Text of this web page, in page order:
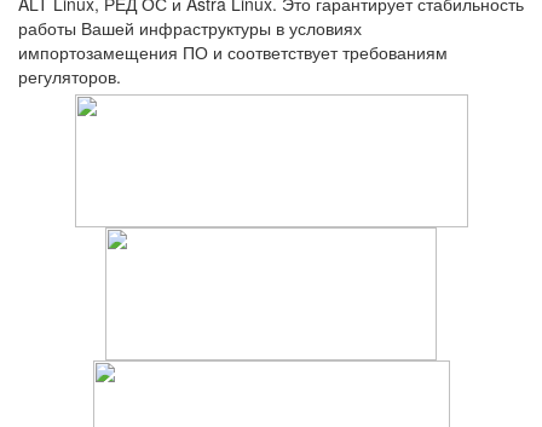
работы Вашей инфраструктуры в условиях
импортозамещения ПО и соответствует требованиям
регуляторов.